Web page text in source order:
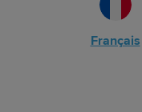
Français